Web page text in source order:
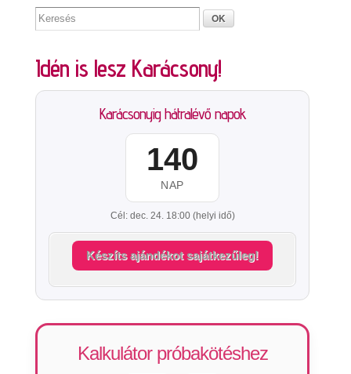
Idén is lesz Karácsony!
Karácsonyig hátralévő napok
140
NAP
Cél: dec. 24. 18:00 (helyi idő)
Készíts ajándékot sajátkezűleg!
Kalkulátor próbakötéshez